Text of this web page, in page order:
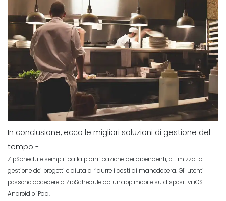
In conclusione, ecco le migliori soluzioni di gestione del
tempo -
ZipSchedule semplifica la pianificazione dei dipendenti, ottimizza la
gestione dei progetti e aiuta a ridurre i costi di manodopera. Gli utenti
possono accedere a ZipSchedule da un'app mobile su dispositivi iOS
Android o iPad.